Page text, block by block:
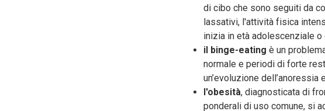
di cibo che sono seguiti da
lassativi, l'attività fisica
inizia in età adolescenziale o
il binge-eating è un
normale e periodi di forte
un’evoluzione dell’anoressia
l'obesità, diagnosticata di
ponderali di uso comune, si